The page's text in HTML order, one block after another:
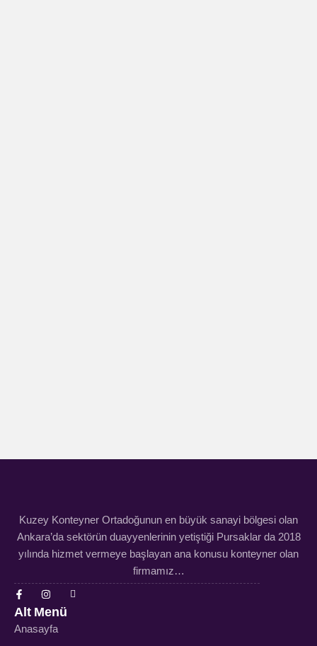
Kuzey Konteyner Ortadoğunun en büyük sanayi bölgesi olan
Ankara’da sektörün duayyenlerinin yetiştiği Pursaklar da 2018
yılında hizmet vermeye başlayan ana konusu konteyner olan
firmamız…
Alt Menü
Anasayfa